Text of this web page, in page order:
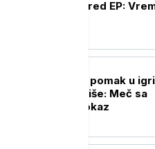
samopouzdanja pred EP:
Partizan napravio pomak u
mora još mnogo više: Meč sa
Tobolom kao putokaz